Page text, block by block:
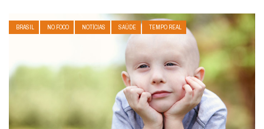
BRASIL NO FOCO NOTÍCIAS SAÚDE TEMPO REAL